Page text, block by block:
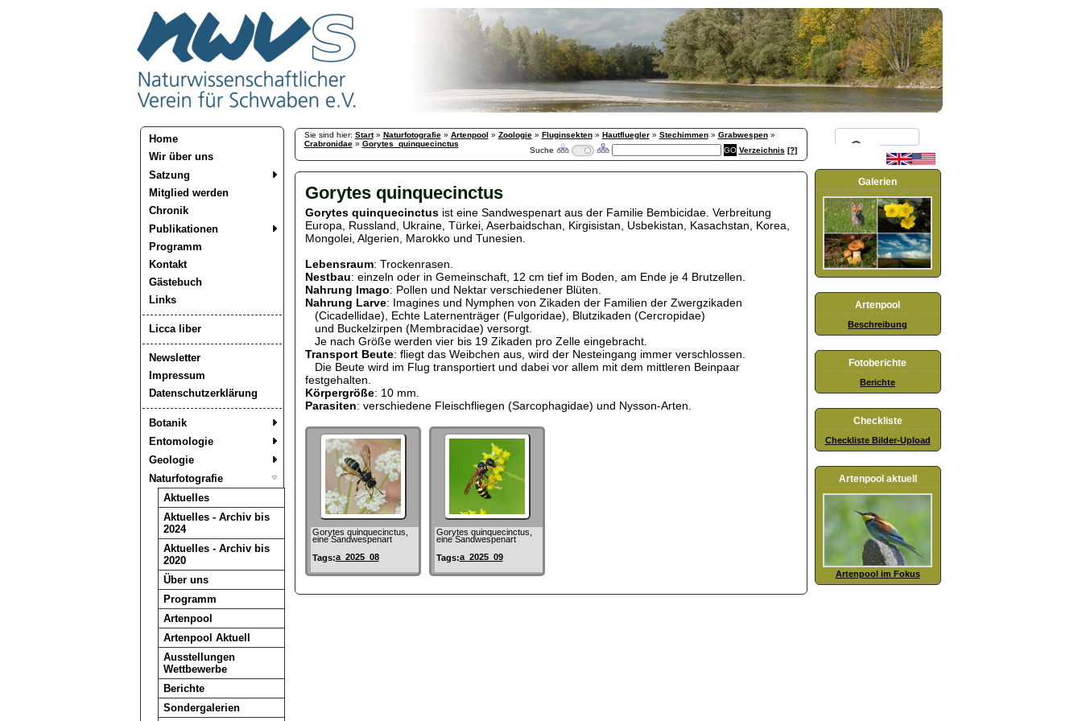
Home
Wir über uns
Satzung
Mitglied werden
Chronik
Publikationen
Programm
Kontakt
Gästebuch
Links
Licca liber
Newsletter
Impressum
Datenschutzerklärung
Botanik
Entomologie
Geologie
Naturfotografie
Aktuelles
Aktuelles - Archiv bis
2024
Aktuelles - Archiv bis
2020
Über uns
Programm
Artenpool
Artenpool Aktuell
Ausstellungen
Wettbewerbe
Berichte
Sondergalerien
Sie sind hier: Start» Naturfotografie» Artenpool » Zoologie» Fluginsekten» Hautfluegler» Stechimmen» Grabwespen»
Crabronidae» Gorytes_quinquecinctus
Suche Verzeichnis [?]
Gorytes quinquecinctus
Gorytes quinquecinctusist eine Sandwespenart aus der Familie Bembicidae. Verbreitung
Europa, Russland, Ukraine, Türkei, Aserbaidschan, Kirgisistan, Usbekistan, Kasachstan, Korea,
Mongolei, Algerien, Marokko und Tunesien.
Lebensraum: Trockenrasen.
Nestbau: einzeln oder in Gemeinschaft, 12 cm tief im Boden, am Ende je 4 Brutzellen.
Nahrung Imago: Pollen und Nektar verschiedener Blüten.
Nahrung Larve: Imagines und Nymphen von Zikaden der Familien der Zwergzikaden
(Cicadellidae), Echte Laternenträger (Fulgoridae), Blutzikaden (Cercropidae)
und Buckelzirpen (Membracidae) versorgt.
Je nach Größe werden vier bis 19 Zikaden pro Zelle eingebracht.
Transport Beute: fliegt das Weibchen aus, wird der Nesteingang immer verschlossen.
Die Beute wird im Flug transportiert und dabei vor allem mit dem mittleren Beinpaar
festgehalten.
Körpergröße: 10 mm.
Parasiten: verschiedene Fleischfliegen (Sarcophagidae) und Nysson-Arten.
Gorytes quinquecinctus,
eine Sandwespenart
Tags:a_2025_08
Gorytes quinquecinctus,
eine Sandwespenart
Tags:a_2025_09
Galerien
Artenpool
Beschreibung
Fotoberichte
Berichte
Checkliste
Checkliste Bilder-Upload
Artenpool aktuell
Artenpool im Fokus